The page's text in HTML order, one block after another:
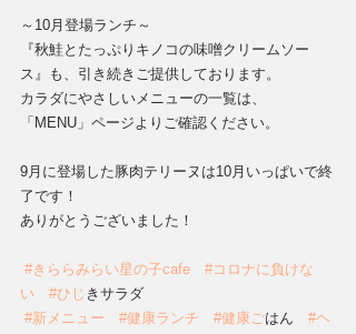
～10月登場ランチ～
『秋鮭とたっぷりキノコの味噌クリームソー
ス』も、引き続きご提供しております。
カラダにやさしいメニューの一覧は、
「MENU」ページよりご確認ください。
9月に登場した豚肉テリーヌは10月いっぱいで終
了です！
ありがとうございました！
#きららみらい星の子cafe
#コロナに負けな
い
#ひし ゙きサラダ
#新メニュー
#健康ランチ #健康ごはん #ヘ